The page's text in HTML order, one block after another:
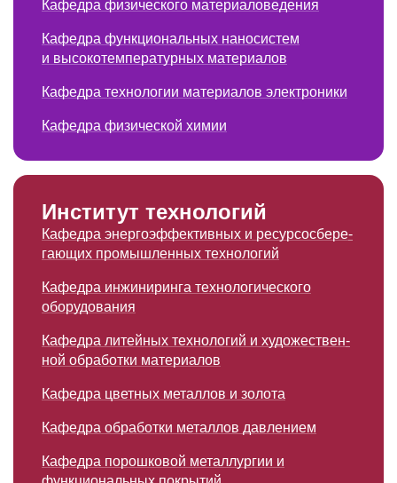
Кафедра физического материало­ведения
Кафедра функциональ­ных наносистем
и высокотемпе­ратурных материалов
Кафедра технологии материалов электроники
Кафедра физической химии
Институт технологий
Кафедра энергоэффек­тивных и ресурсосбере­
гающих промышленных технологий
Кафедра инжиниринга технологичес­кого
оборудования
Кафедра литейных технологий и художествен­
ной обработки материалов
Кафедра цветных металлов и золота
Кафедра обработки металлов давлением
Кафедра порошковой металлургии и